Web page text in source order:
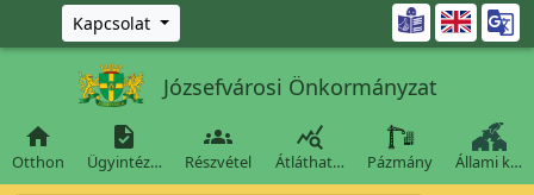
Ugrás a fő tartalomra
Kapcsolat 
Józsefvárosi Önkormányzat

Otthon

Ügyintéz…

Részvétel

Átláthat… Pázmány Állami k…